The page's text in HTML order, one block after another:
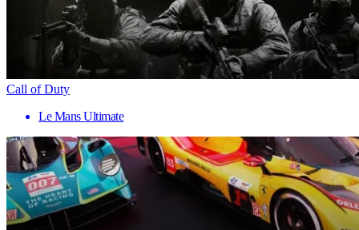
Call of Duty
Le Mans Ultimate